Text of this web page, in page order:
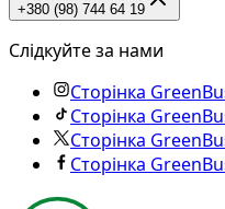
+380 (98) 744 64 19
Слідкуйте за нами
Сторінка
Сторінка
Сторінка
Сторінка